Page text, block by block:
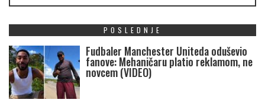
POSLEDNJE
Fudbaler Manchester Uniteda oduševio
fanove: Mehaničaru platio reklamom, ne
novcem (VIDEO)